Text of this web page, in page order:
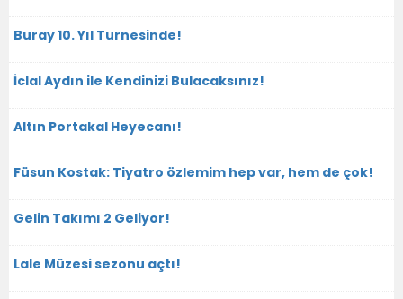
Buray 10. Yıl Turnesinde!
İclal Aydın ile Kendinizi Bulacaksınız!
Altın Portakal Heyecanı!
Füsun Kostak: Tiyatro özlemim hep var, hem de çok!
Gelin Takımı 2 Geliyor!
Lale Müzesi sezonu açtı!